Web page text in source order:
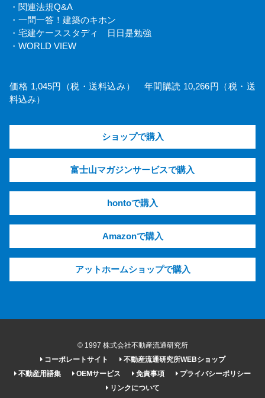
・関連法規Q&A
・一問一答！建築のキホン
・宅建ケーススタディ 日日是勉強
・WORLD VIEW
価格 1,045円（税・送料込み） 年間購読 10,266円（税・送
料込み）
ショップで購入
富士山マガジンサービスで購入
hontoで購入
Amazonで購入
アットホームショップで購入
© 1997 株式会社不動産流通研究所
コーポレートサイト
不動産流通研究所WEBショップ
不動産用語集
OEMサービス 免責事項
プライバシーポリシー
リンクについて